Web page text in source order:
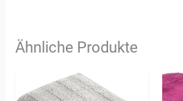
Ähnliche Produkte